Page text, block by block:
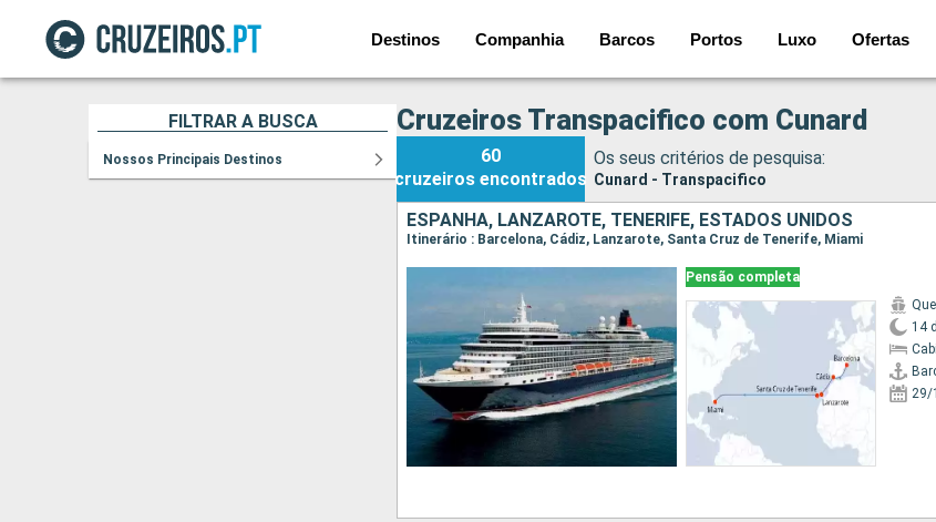
Destinos Companhia Barcos Portos Luxo Ofertas
FILTRAR A BUSCA
Nossos Principais Destinos
Cruzeiros Transpacifico com Cunard
60
cruzeiros encontrados
Os seus critérios de pesquisa:
Cunard - Transpacifico
ESPANHA, LANZAROTE, TENERIFE, ESTADOS UNIDOS
Itinerário : Barcelona, Cádiz, Lanzarote, Santa Cruz de Tenerife, Miami
Pensão completa
14 d
29/